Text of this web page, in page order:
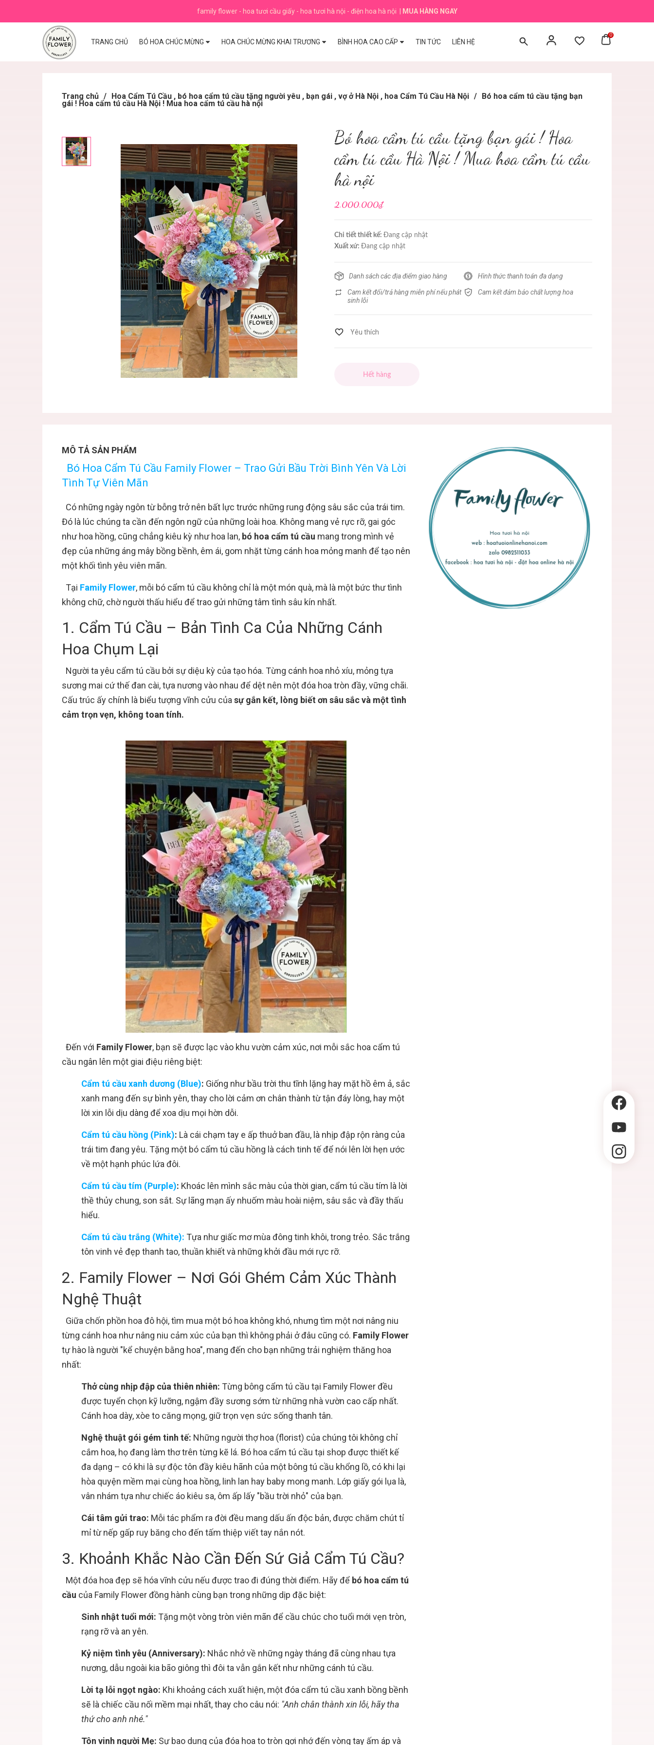
family flower - hoa tươi cầu giấy - hoa tươi hà nội - điện hoa hà nội MUA HÀNG NGAY
TRANG CHỦ BÓ HOA CHÚC MỪNG HOA CHÚC MỪNG KHAI TRƯƠNG BÌNH HOA CAO CẤP TIN TỨC LIÊN HỆ
0
Trang chủ / Hoa Cẩm Tú Cầu , bó hoa cẩm tú cầu tặng người yêu , bạn gái , vợ ở Hà Nội , hoa Cẩm Tú Cầu Hà Nội / Bó hoa cẩm tú cầu tặng bạn
gái ! Hoa cẩm tú cầu Hà Nội ! Mua hoa cẩm tú cầu hà nội
Bó hoa cẩm tú cầu tặng bạn gái ! Hoa
cẩm tú cầu Hà Nội ! Mua hoa cẩm tú cầu
hà nội
2.000.000₫
Chi tiết thiết kế: Đang cập nhật
Xuất xứ: Đang cập nhật
Danh sách các địa điểm giao hàng Hình thức thanh toán đa dạng
Cam kết đổi/trả hàng miễn phí nếu phát
sinh lỗi
Cam kết đảm bảo chất lượng hoa
Hết hàng
MÔ TẢ SẢN PHẨM
Bó Hoa Cẩm Tú Cầu Family Flower – Trao Gửi Bầu Trời Bình Yên Và Lời
Tình Tự Viên Mãn
Có những ngày ngôn từ bỗng trở nên bất lực trước những rung động sâu sắc của trái tim.
Đó là lúc chúng ta cần đến ngôn ngữ của những loài hoa. Không mang vẻ rực rỡ, gai góc
như hoa hồng, cũng chẳng kiêu kỳ như hoa lan, bó hoa cẩm tú cầu mang trong mình vẻ
đẹp của những áng mây bồng bềnh, êm ái, gom nhặt từng cánh hoa mỏng manh để tạo nên
một khối tình yêu viên mãn.
Tại Family Flower, mỗi bó cẩm tú cầu không chỉ là một món quà, mà là một bức thư tình
không chữ, chờ người thấu hiểu để trao gửi những tâm tình sâu kín nhất.
1. Cẩm Tú Cầu – Bản Tình Ca Của Những Cánh
Hoa Chụm Lại
Người ta yêu cẩm tú cầu bởi sự diệu kỳ của tạo hóa. Từng cánh hoa nhỏ xíu, mỏng tựa
sương mai cứ thế đan cài, tựa nương vào nhau để dệt nên một đóa hoa tròn đầy, vững chãi.
Cấu trúc ấy chính là biểu tượng vĩnh cửu của sự gắn kết, lòng biết ơn sâu sắc và một tình
cảm trọn vẹn, không toan tính.
Đến với Family Flower, bạn sẽ được lạc vào khu vườn cảm xúc, nơi mỗi sắc hoa cẩm tú
cầu ngân lên một giai điệu riêng biệt:
Cẩm tú cầu xanh dương (Blue): Giống như bầu trời thu tĩnh lặng hay mặt hồ êm ả, sắc
xanh mang đến sự bình yên, thay cho lời cảm ơn chân thành từ tận đáy lòng, hay một
lời xin lỗi dịu dàng để xoa dịu mọi hờn dỗi.
Cẩm tú cầu hồng (Pink): Là cái chạm tay e ấp thuở ban đầu, là nhịp đập rộn ràng của
trái tim đang yêu. Tặng một bó cẩm tú cầu hồng là cách tinh tế để nói lên lời hẹn ước
về một hạnh phúc lứa đôi.
Cẩm tú cầu tím (Purple): Khoác lên mình sắc màu của thời gian, cẩm tú cầu tím là lời
thề thủy chung, son sắt. Sự lãng mạn ấy nhuốm màu hoài niệm, sâu sắc và đầy thấu
hiểu.
Cẩm tú cầu trắng (White): Tựa như giấc mơ mùa đông tinh khôi, trong trẻo. Sắc trắng
tôn vinh vẻ đẹp thanh tao, thuần khiết và những khởi đầu mới rực rỡ.
2. Family Flower – Nơi Gói Ghém Cảm Xúc Thành
Nghệ Thuật
Giữa chốn phồn hoa đô hội, tìm mua một bó hoa không khó, nhưng tìm một nơi nâng niu
từng cánh hoa như nâng niu cảm xúc của bạn thì không phải ở đâu cũng có. Family Flower
tự hào là người "kể chuyện bằng hoa", mang đến cho bạn những trải nghiệm thăng hoa
nhất:
Thở cùng nhịp đập của thiên nhiên: Từng bông cẩm tú cầu tại Family Flower đều
được tuyển chọn kỹ lưỡng, ngậm đầy sương sớm từ những nhà vườn cao cấp nhất.
Cánh hoa dày, xòe to căng mọng, giữ trọn vẹn sức sống thanh tân.
Nghệ thuật gói gém tinh tế: Những người thợ hoa (florist) của chúng tôi không chỉ
cắm hoa, họ đang làm thơ trên từng kẽ lá. Bó hoa cẩm tú cầu tại shop được thiết kế
đa dạng – có khi là sự độc tôn đầy kiêu hãnh của một bông tú cầu khổng lồ, có khi lại
hòa quyện mềm mại cùng hoa hồng, linh lan hay baby mong manh. Lớp giấy gói lụa là,
vân nhám tựa như chiếc áo kiêu sa, ôm ấp lấy "bầu trời nhỏ" của bạn.
Cái tâm gửi trao: Mỗi tác phẩm ra đời đều mang dấu ấn độc bản, được chăm chút tỉ
mỉ từ nếp gấp ruy băng cho đến tấm thiệp viết tay nắn nót.
3. Khoảnh Khắc Nào Cần Đến Sứ Giả Cẩm Tú Cầu?
Một đóa hoa đẹp sẽ hóa vĩnh cửu nếu được trao đi đúng thời điểm. Hãy để bó hoa cẩm tú
cầu của Family Flower đồng hành cùng bạn trong những dịp đặc biệt:
Sinh nhật tuổi mới: Tặng một vòng tròn viên mãn để cầu chúc cho tuổi mới vẹn tròn,
rạng rỡ và an yên.
Kỷ niệm tình yêu (Anniversary): Nhắc nhở về những ngày tháng đã cùng nhau tựa
nương, dẫu ngoài kia bão giông thì đôi ta vẫn gắn kết như những cánh tú cầu.
Lời tạ lỗi ngọt ngào: Khi khoảng cách xuất hiện, một đóa cẩm tú cầu xanh bồng bềnh
sẽ là chiếc cầu nối mềm mại nhất, thay cho câu nói: "Anh chân thành xin lỗi, hãy tha
thứ cho anh nhé."
Tôn vinh người Mẹ: Sự bao dung của đóa hoa to tròn gợi nhớ đến vòng tay ấm áp và